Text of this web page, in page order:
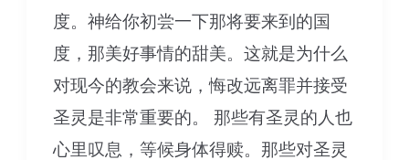
度。神给你初尝一下那将要来到的国
度，那美好事情的甜美。这就是为什么
对现今的教会来说，悔改远离罪并接受
圣灵是非常重要的。 那些有圣灵的人也
心里叹息，等候身体得赎。那些对圣灵